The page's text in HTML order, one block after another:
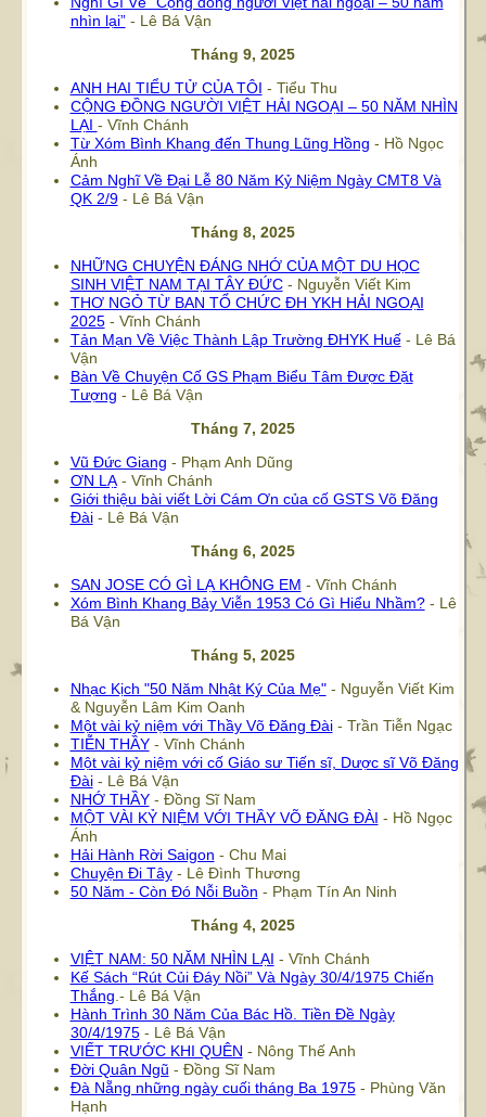
nhìn lại”- Lê Bá Vận
Tháng 9, 2025
ANH HAI TIỂU TỬ CỦA TÔI - Tiểu Thu
CỘNG ĐỒNG NGƯỜI VIỆT HẢI NGOẠI – 50 NĂM NHÌN
LẠI - Vĩnh Chánh
Từ Xóm Bình Khang đến Thung Lũng Hồng - Hồ Ngọc
Ánh
Cảm Nghĩ Về Đại Lễ 80 Năm Kỷ Niệm Ngày CMT8 Và
QK 2/9- Lê Bá Vận
Tháng 8, 2025
NHỮNG CHUYỆN ĐÁNG NHỚ CỦA MỘT DU HỌC
SINH VIỆT NAM TẠI TÂY ĐỨC- Nguyễn Viết Kim
THƠ NGỎ TỪ BAN TỔ CHỨC ĐH YKH HẢI NGOẠI
2025- Vĩnh Chánh
Tản Mạn Về Việc Thành Lập Trường ĐHYK Huế- Lê Bá
Vận
Bàn Về Chuyện Cố GS Phạm Biểu Tâm Được Đặt
Tượng - Lê Bá Vận
Tháng 7, 2025
Vũ Đức Giang - Phạm Anh Dũng
ƠN LẠ- Vĩnh Chánh
Giới thiệu bài viết Lời Cám Ơn của cố GSTS Võ Đăng
Đài- Lê Bá Vận
Tháng 6, 2025
SAN JOSE CÓ GÌ LẠ KHÔNG EM - Vĩnh Chánh
Xóm Bình Khang Bảy Viễn 1953 Có Gì Hiểu Nhầm?- Lê
Bá Vận
Tháng 5, 2025
Nhạc Kịch "50 Năm Nhật Ký Của Mẹ"- Nguyễn Viết Kim
& Nguyễn Lâm Kim Oanh
Một vài kỷ niệm với Thầy Võ Đăng Đài- Trần Tiễn Ngạc
TIỄN THẦY- Vĩnh Chánh
Một vài kỷ niệm với cố Giáo sư Tiến sĩ, Dược sĩ Võ Đăng
Đài- Lê Bá Vận
NHỚ THẦY- Đồng Sĩ Nam
MỘT VÀI KỶ NIỆM VỚI THẦY VÕ ĐĂNG ĐÀI - Hồ Ngọc
Ánh
Hải Hành Rời Saigon - Chu Mai
Chuyện Đi Tây- Lê Đình Thương
50 Năm - Còn Đó Nỗi Buồn - Phạm Tín An Ninh
Tháng 4, 2025
VIỆT NAM: 50 NĂM NHÌN LẠI - Vĩnh Chánh
Kế Sách “Rút Củi Đáy Nồi” Và Ngày 30/4/1975 Chiến
Thắng .- Lê Bá Vận
Hành Trình 30 Năm Của Bác Hồ. Tiền Đề Ngày
30/4/1975- Lê Bá Vận
VIẾT TRƯỚC KHI QUÊN - Nông Thế Anh
Đời Quân Ngũ - Đồng Sĩ Nam
Đà Nẵng những ngày cuối tháng Ba 1975- Phùng Văn
Hạnh